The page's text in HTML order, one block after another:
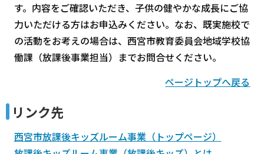
す。内容をご確認いただき、子供の健やかな成長にご協
力いただける方はお申込みください。なお、既実施校で
の活動をお考えの場合は、西宮市教育委員会地域学校協
働課（放課後事業担当）までお問合せください。
ページトップへ戻る
リンク先
西宮市放課後キッズルーム事業（トップページ）